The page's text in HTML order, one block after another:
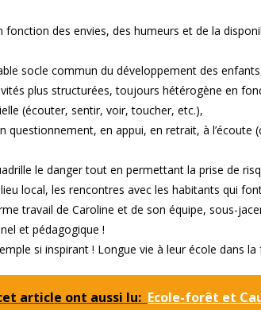
fonction des envies, des humeurs et de la
socle commun du développement des
plus structurées, toujours hétérogène en
(écouter, sentir, voir, toucher, etc.),
en appui, en retrait, à l’écoute
le danger tout en permettant la prise de
local, les rencontres avec les habitants qui
travail de Caroline et de son équipe, sous-
et pédagogique !
si inspirant ! Longue vie à leur école dans
article ont aussi lu: Ecole-forêt et